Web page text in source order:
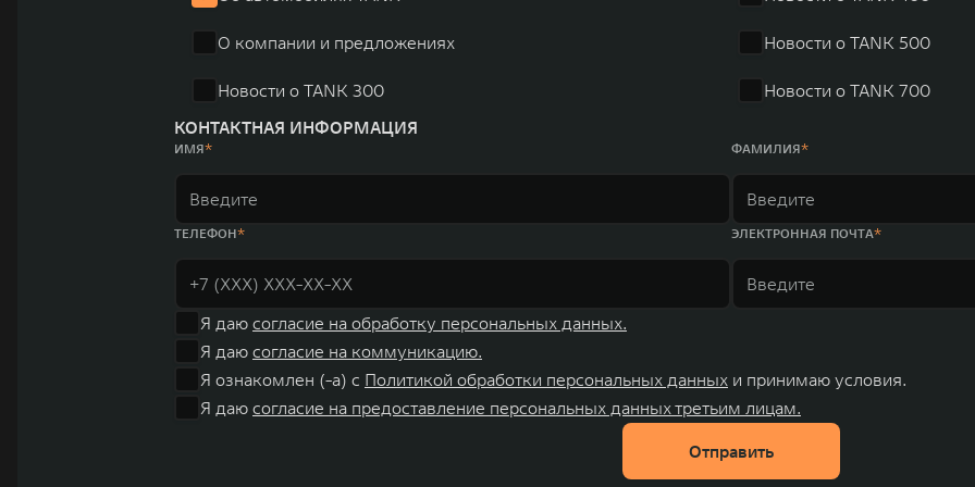
О компании и предложениях
Новости о TANK 300
Новости о TANK 500
Новости о TANK 700
КОНТАКТНАЯ ИНФОРМАЦИЯ
ИМЯ ФАМИЛИЯ
ТЕЛЕФОН ЭЛЕКТРОННАЯ ПОЧТА
Я даю согласие на обработку персональных данных.
Я даю согласие на коммуникацию.
Я ознакомлен (-а) с Политикой обработки персональных данных и принимаю условия.
Я даю согласие на предоставление персональных данных третьим лицам.
Отправить